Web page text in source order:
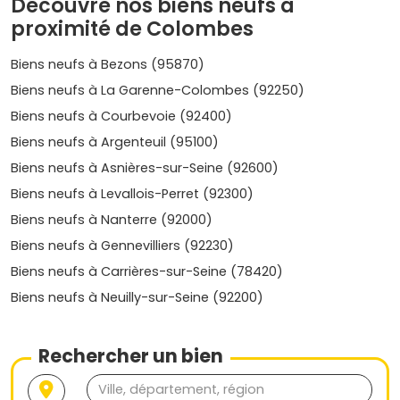
Nexity
Ce promoteur développe une gamme variée de
logements à Colombes, allant des options abordables
aux biens haut de gamme.
Cogedim
Réputé pour ses résidences de standing, Cogedim
propose des biens neufs de qualité dans les quartiers
Eiffage Immobilier
des emplacements stratégiques et des constructions
durables.
Promoteurs locaux
adaptés aux spécificités de Colombes.
Découvre nos biens neufs à
proximité de Colombes
Biens neufs à Bezons (95870)
Biens neufs à La Garenne-Colombes (92250)
Biens neufs à Courbevoie (92400)
Biens neufs à Argenteuil (95100)
Biens neufs à Asnières-sur-Seine (92600)
Biens neufs à Levallois-Perret (92300)
Biens neufs à Nanterre (92000)
Biens neufs à Gennevilliers (92230)
Biens neufs à Carrières-sur-Seine (78420)
Biens neufs à Neuilly-sur-Seine (92200)
Rechercher un bien